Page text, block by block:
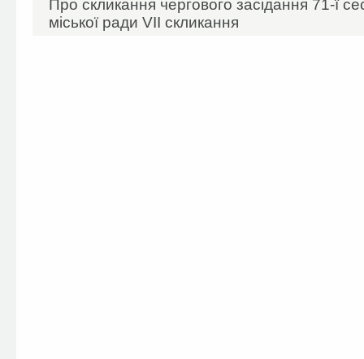
Про скликання чергового засідання 71-ї
міської ради VII скликання